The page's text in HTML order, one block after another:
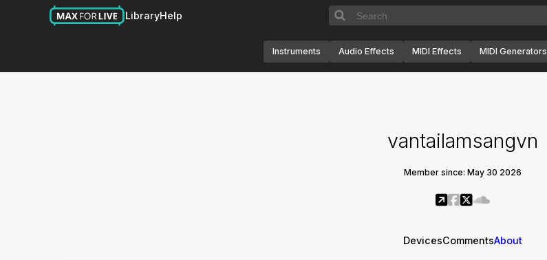
LibraryHelp
Instruments Audio Effects MIDI Effects MIDI Generators
vantailamsangvn
Member since: May 30 2026
DevicesCommentsAbout